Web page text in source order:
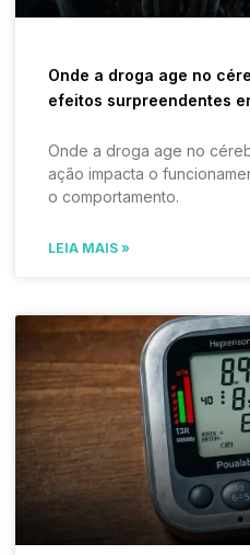
Onde a droga age no
efeitos surpreendentes
Onde a droga age no
ação impacta o
o comportamento.
LEIA MAIS »